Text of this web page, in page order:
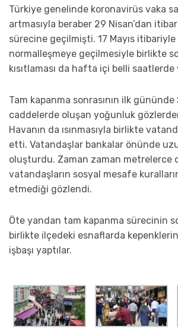
Türkiye genelinde koronavirüs vaka
artmasıyla beraber 29 Nisan’dan
sürecine geçilmişti. 17 Mayıs
normalleşmeye geçilmesiyle birlikte
kısıtlaması da hafta içi belli saatlerde
Tam kapanma sonrasının ilk
caddelerde oluşan yoğunluk
Havanın da ısınmasıyla birlikte
etti. Vatandaşlar bankalar önünde
oluşturdu. Zaman zaman metrelerce
vatandaşların sosyal mesafe
etmediği gözlendi.
Öte yandan tam kapanma sürecinin
birlikte ilçedeki esnaflarda
işbaşı yaptılar.